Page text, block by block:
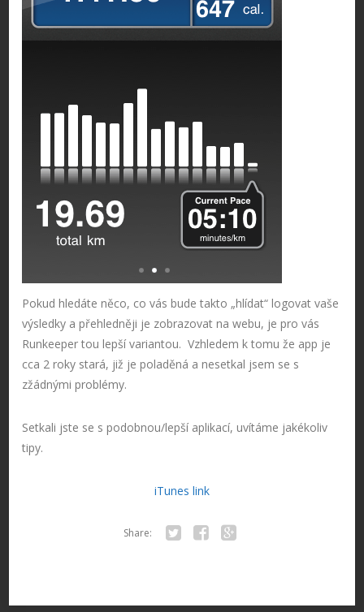
Pokud hledáte něco, co vás bude takto „hlídat“ logovat vaše
výsledky a přehledněji je zobrazovat na webu, je pro vás
Runkeeper tou lepší variantou. Vzhledem k tomu že app je
cca 2 roky stará, již je poladěná a nesetkal jsem se s
zžádnými problémy.
Setkali jste se s podobnou/lepší aplikací, uvítáme jakékoliv
tipy.
iTunes link
Share: